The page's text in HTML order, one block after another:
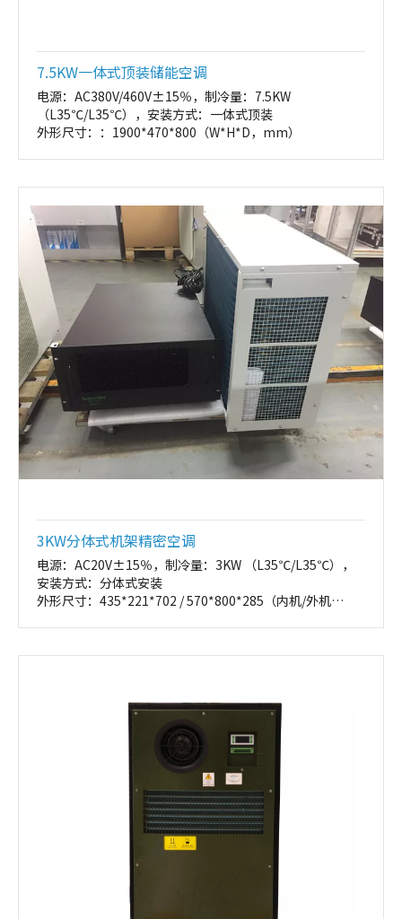
7.5KW一体式顶装储能空调
电源：AC380V/460V±15％，制冷量：7.5KW
（L35℃/L35℃），安装方式：一体式顶装
外形尺寸：：1900*470*800（W*H*D，mm）
3KW分体式机架精密空调
电源：AC20V±15％，制冷量：3KW （L35℃/L35℃），
安装方式：分体式安装
外形尺寸：435*221*702 / 570*800*285（内机/外机